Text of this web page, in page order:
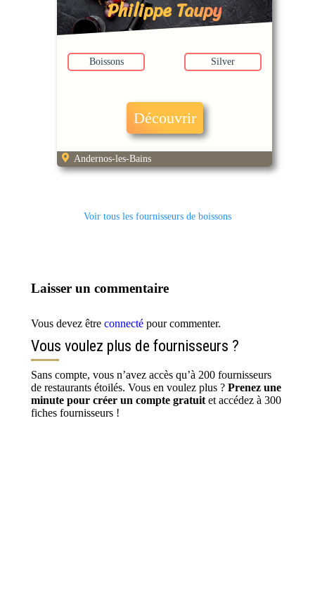
Philippe Taupy
Boissons Silver
Découvrir
Andernos-les-Bains
Voir tous les fournisseurs de boissons
Laisser un commentaire
Vous devez être connecté pour commenter.
Vous voulez plus de fournisseurs ?
Sans compte, vous n’avez accès qu’à 200 fournisseurs
de restaurants étoilés. Vous en voulez plus ? Prenez une
minute pour créer un compte gratuit et accédez à 300
fiches fournisseurs !